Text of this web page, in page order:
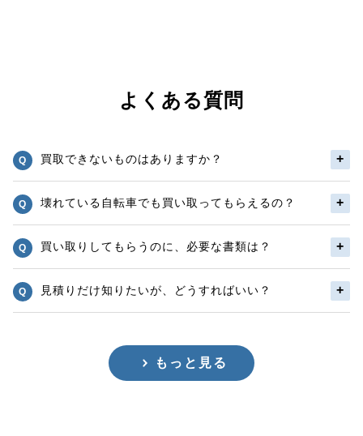
よくある質問
買取できないものはありますか？
壊れている自転車でも買い取ってもらえるの？
買い取りしてもらうのに、必要な書類は？
見積りだけ知りたいが、どうすればいい？
もっと見る